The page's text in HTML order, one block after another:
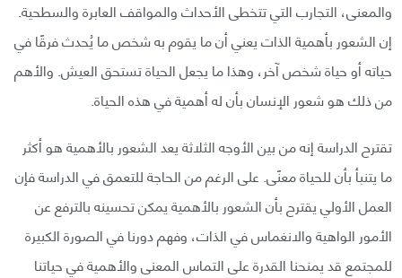
والمعنى، التجارب التي تتخطى الأحداث والمواقف العابرة والسطحية.
إن الشعور بأهمية الذات يعني أن ما يقوم به شخص ما يُحدث فرقًا في
حياته أو حياة شخص آخر، وهذا ما يجعل الحياة تستحق العيش. والأهم
من ذلك هو شعور الإنسان بأن له أهمية في هذه الحياة.
تقترح الدراسة إنه من بين الأوجه الثلاثة يعد الشعور بالأهمية هو أكثر
ما يتنبأ بأن للحياة معنًى. على الرغم من الحاجة للتعمق في الدراسة فإن
العمل الأولي يقترح بأن الشعور بالأهمية يمكن تحسينه بالترفع عن
الأمور الواهية والانغماس في الذات، وفهم دورنا في الصورة الكبيرة
للمجتمع قد يمنحنا القدرة على التماس المعنى والأهمية في حياتنا